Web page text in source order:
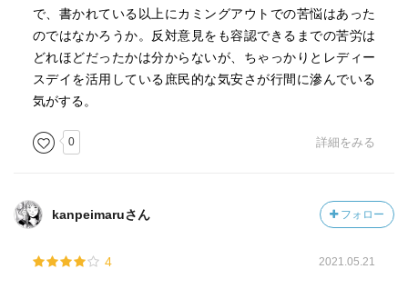
で、書かれている以上にカミングアウトでの苦悩はあった
のではなかろうか。反対意見をも容認できるまでの苦労は
どれほどだったかは分からないが、ちゃっかりとレディー
スデイを活用している庶民的な気安さが行間に滲んでいる
気がする。
0 詳細をみる
kanpeimaruさん フォロー
4 2021.05.21